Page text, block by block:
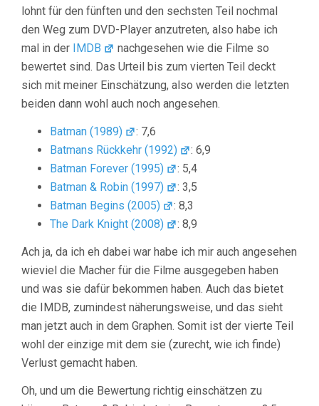
lohnt für den fünften und den sechsten Teil nochmal
den Weg zum DVD-Player anzutreten, also habe ich
mal in der IMDB
nachgesehen wie die Filme so
bewertet sind. Das Urteil bis zum vierten Teil deckt
sich mit meiner Einschätzung, also werden die letzten
beiden dann wohl auch noch angesehen.
Batman (1989)
: 7,6
Batmans Rückkehr (1992)
: 6,9
Batman Forever (1995)
: 5,4
Batman & Robin (1997)
: 3,5
Batman Begins (2005)
: 8,3
The Dark Knight (2008)
: 8,9
Ach ja, da ich eh dabei war habe ich mir auch angesehen
wieviel die Macher für die Filme ausgegeben haben
und was sie dafür bekommen haben. Auch das bietet
die IMDB, zumindest näherungsweise, und das sieht
man jetzt auch in dem Graphen. Somit ist der vierte Teil
wohl der einzige mit dem sie (zurecht, wie ich finde)
Verlust gemacht haben.
Oh, und um die Bewertung richtig einschätzen zu